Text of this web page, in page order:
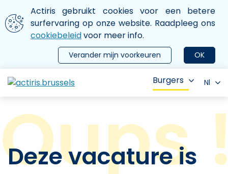
Aller au contenu principal
We gebruiken cookies
Actiris gebruikt cookies voor een betere
surfervaring op onze website. Raadpleeg ons
cookiebeleidvoor meer info.
OK
Verander mijn voorkeuren
le menu
Burgers Nl
Deze vacature is